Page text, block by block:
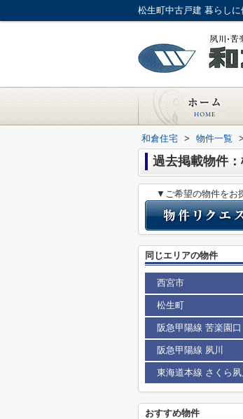
松生町中古戸建 暮らし
和倉住宅 > 物件一覧 >
過去掲載物件
▼ご希望の物件をお
同じエリアの物件
西宮市
松生町
阪急甲陽線 苦楽園口
阪急甲陽線 夙川
東海道本線 さくら夙
おすすめ物件